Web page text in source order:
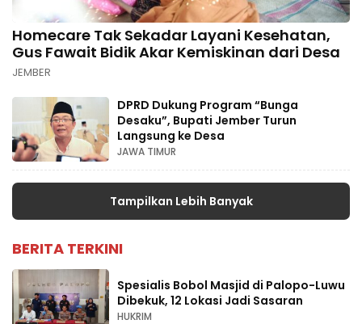
Homecare Tak Sekadar Layani Kesehatan,
Gus Fawait Bidik Akar Kemiskinan dari Desa
JEMBER
DPRD Dukung Program “Bunga
Desaku”, Bupati Jember Turun
Langsung ke Desa
JAWA TIMUR
Tampilkan Lebih Banyak
BERITA TERKINI
Spesialis Bobol Masjid di Palopo-Luwu
Dibekuk, 12 Lokasi Jadi Sasaran
HUKRIM